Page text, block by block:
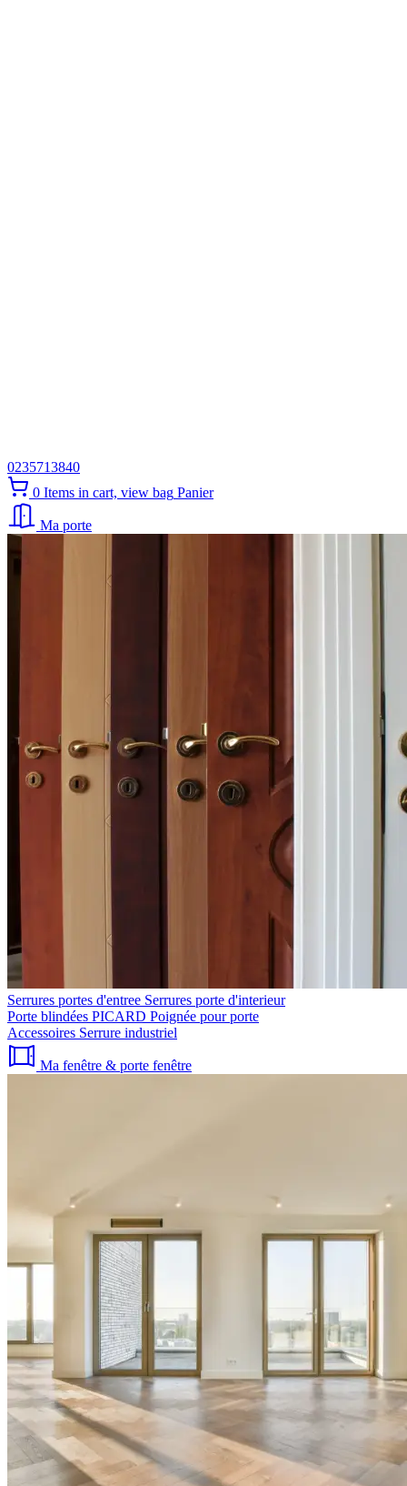
0235713840
0 Items in cart, view bag Panier
Ma porte
Serrures portes d'entree Serrures porte d'interieur
Porte blindées PICARD Poignée pour porte
Accessoires Serrure industriel
Ma fenêtre & porte fenêtre